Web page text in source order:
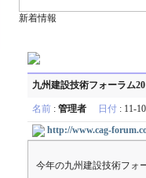
新着情報
九州建設技術フォーラム
名前: 管理者 日付: 11-
http://www.cag-
今年の九州建設技術フォ